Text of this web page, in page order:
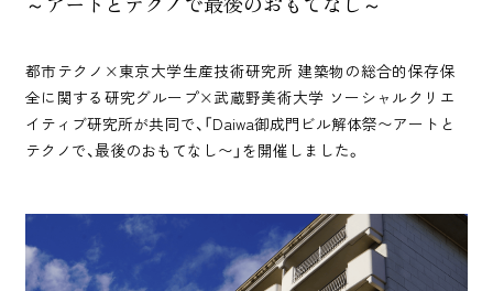
都市テクノ×東京大学生産技術研究所 建築物の総合的保存保
全に関する研究グループ×武蔵野美術大学 ソーシャルクリエ
イティブ研究所が共同で、「Daiwa御成門ビル解体祭〜アートと
テクノで、最後のおもてなし〜」を開催しました。